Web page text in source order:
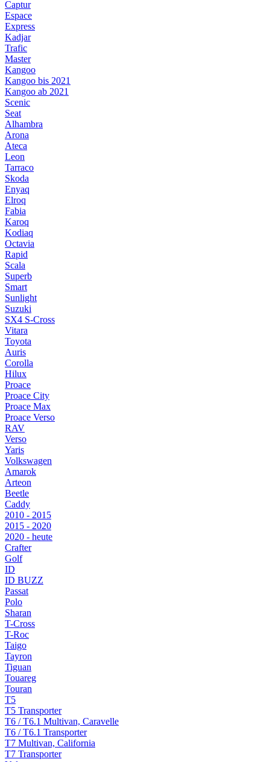
Captur
Espace
Express
Kadjar
Trafic
Master
Kangoo
Kangoo bis 2021
Kangoo ab 2021
Scenic
Seat
Alhambra
Arona
Ateca
Leon
Tarraco
Skoda
Enyaq
Elroq
Fabia
Karoq
Kodiaq
Octavia
Rapid
Scala
Superb
Smart
Sunlight
Suzuki
SX4 S-Cross
Vitara
Toyota
Auris
Corolla
Hilux
Proace
Proace City
Proace Max
Proace Verso
RAV
Verso
Yaris
Volkswagen
Amarok
Arteon
Beetle
Caddy
2010 - 2015
2015 - 2020
2020 - heute
Crafter
Golf
ID
ID BUZZ
Passat
Polo
Sharan
T-Cross
T-Roc
Taigo
Tayron
Tiguan
Touareg
Touran
T5
T5 Transporter
T6 / T6.1 Multivan, Caravelle
T6 / T6.1 Transporter
T7 Multivan, California
T7 Transporter